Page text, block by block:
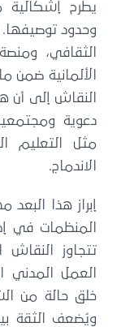
يطرح إشكالية
وحدود توصيفها.
الثقافي، ومنصة
الألمانية ضمن ما
النقاش إلى أن
دعوية
مثل التعليم
الاندماج.
إبراز هذا البعد
المنظمات في
تتجاوز النقاش
العمل المدني
خلق حالة من
ويُضعف الثقة